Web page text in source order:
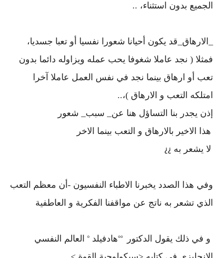
الجميع بدون استثناء، ..
_الارهاق_قد يكون أحيانا شعورا نفسيا أو تعبا جسديا،
فمثلا ( نجد عاملا شغوفا يحب عمله ويزاوله دائما بدون
تعب أو ارهاق بينما نجد في نفس العمل عاملا آخرا
امتلكه التعب و الارهاق )،..
إذن يجدر بنا التساؤل هنا عن_ سبب_ شعور
هذا الاخير بالارهاق و التعب بينما الاخر
لا يشعر به ¿¿
وفي هذا الصدد يخبرنا الاطباء النفسيون -أن معظم التعب
الذي تشعر به ناتج عن مواقفنا الفكرية و العاطفية
و في ذلك يقول الدكتور °°هادفيلد ° العالم النفسي